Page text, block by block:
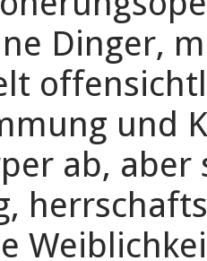
Dinger,
und
ab, aber